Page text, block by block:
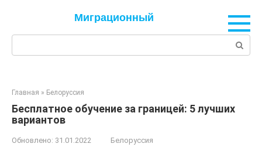
Миграционный
Главная » Белоруссия
Бесплатное обучение за границей: 5 лучших
вариантов
Обновлено: 31.01.2022 Белоруссия